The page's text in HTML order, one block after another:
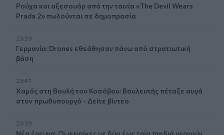
Ρούχα και αξεσουάρ από την ταινία «The Devil Wears
Prada 2» πωλούνται σε δημοπρασία
23:59
Γερμανία: Drones εθεάθησαν πάνω από στρατιωτική
βάση
23:47
Χαμός στη Βουλή του Κοσόβου: Βουλευτής πέταξε αυγά
στον πρωθυπουργό - Δείτε βίντεο
23:39
Νέα έρευνα: Οι γυναίκες με δύο έως τρία παιδιά γερνούν